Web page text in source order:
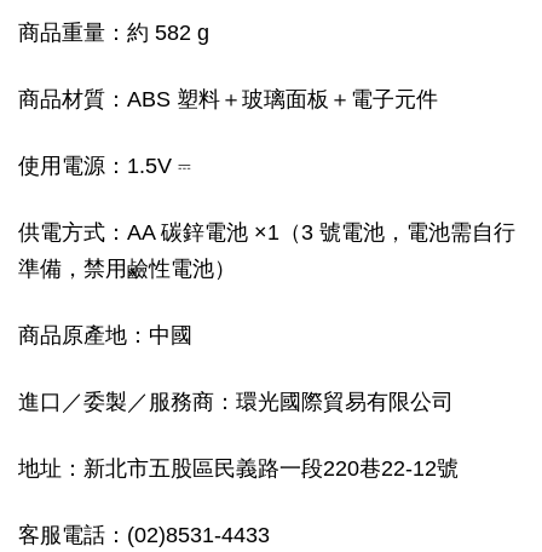
商品重量：約 582 g
商品材質：ABS 塑料＋玻璃面板＋電子元件
使用電源：1.5V ⎓
供電方式：AA 碳鋅電池 ×1（3 號電池，電池需自行
準備，禁用鹼性電池）
商品原產地：中國
進口／委製／服務商：環光國際貿易有限公司
地址：新北市五股區民義路一段220巷22-12號
客服電話：(02)8531-4433